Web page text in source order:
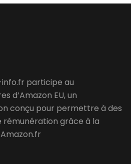
participe au
d’Amazon EU, un
conçu pour permettre à des
rémunération grâce à la